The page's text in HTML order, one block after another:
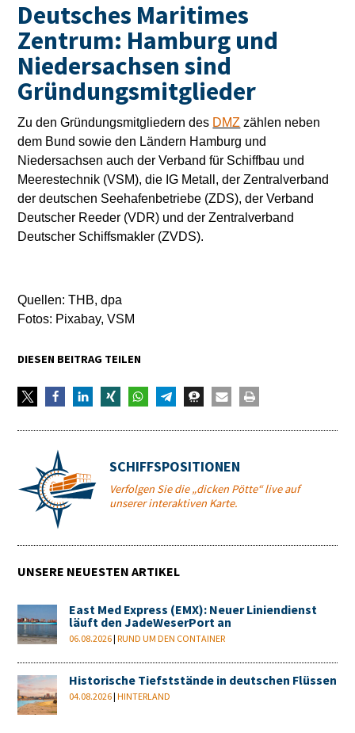
Deutsches Maritimes
Zentrum: Hamburg und
Niedersachsen sind
Gründungsmitglieder
Zu den Gründungsmitgliedern des DMZ zählen neben
dem Bund sowie den Ländern Hamburg und
Niedersachsen auch der Verband für Schiffbau und
Meerestechnik (VSM), die IG Metall, der Zentralverband
der deutschen Seehafenbetriebe (ZDS), der Verband
Deutscher Reeder (VDR) und der Zentralverband
Deutscher Schiffsmakler (ZVDS).
Quellen: THB, dpa
Fotos: Pixabay, VSM
DIESEN BEITRAG TEILEN
SCHIFFSPOSITIONEN
Verfolgen Sie die „dicken Pötte“ live auf
unserer interaktiven Karte.
UNSERE NEUESTEN ARTIKEL
East Med Express (EMX): Neuer Liniendienst
läuft den JadeWeserPort an
06.08.2026 |RUND UM DEN CONTAINER
Historische Tiefststände in deutschen Flüssen
04.08.2026 |HINTERLAND